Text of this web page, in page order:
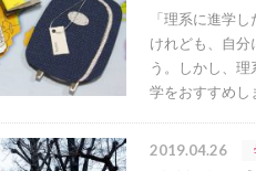
「理系に進学
けれども、自分
う。しかし、
学をおすすめし
2019.04.26